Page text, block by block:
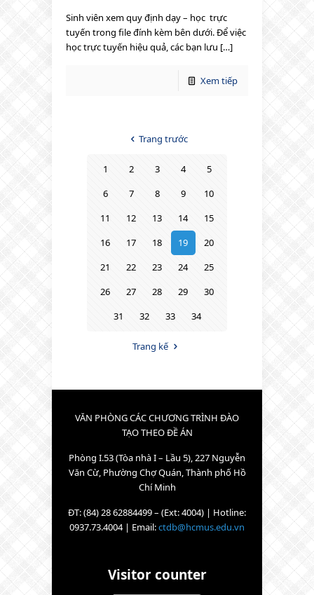
Sinh viên xem quy định dạy – học trực
tuyến trong file đính kèm bên dưới. Để việc
học trực tuyến hiệu quả, các bạn lưu […]
Xem tiếp
Trang trước
1 2 3 4
5
6
7 8 9
10
11
12 13 14
15
16
17 18 19
20
21
22 23 24
25
26
27 28 29
30
31
32 33 34
Trang kế
VĂN PHÒNG CÁC CHƯƠNG TRÌNH ĐÀO
TẠO THEO ĐỀ ÁN
Phòng I.53 (Tòa nhà I – Lầu 5), 227 Nguyễn
Văn Cừ, Phường Chợ Quán, Thành phố Hồ
Chí Minh
ĐT: (84) 28 62884499 – (Ext: 4004) | Hotline:
0937.73.4004 | Email:ctdb@hcmus.edu.vn
Visitor counter